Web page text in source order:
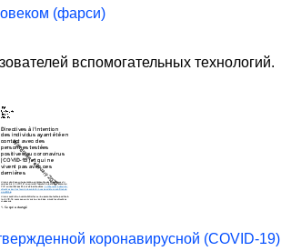
(фарси)
вспомогательных технологий.
коронавирусной (COVID-19)